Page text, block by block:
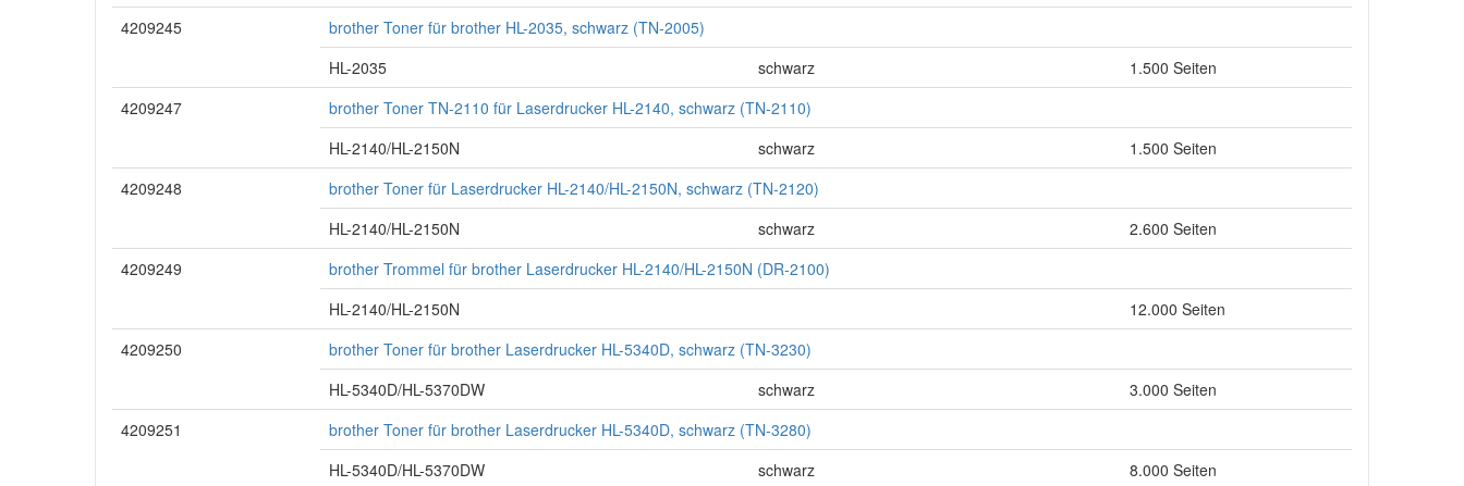
4209245
brother Toner für brother HL-2035, schwarz (TN-2005)
HL-2035
schwarz
1.500 Seiten
4209247
brother Toner TN-2110 für Laserdrucker HL-2140, schwarz (TN-2110)
HL-2140/HL-2150N
schwarz
1.500 Seiten
4209248
brother Toner für Laserdrucker HL-2140/HL-2150N, schwarz (TN-2120)
HL-2140/HL-2150N
schwarz
2.600 Seiten
4209249
brother Trommel für brother Laserdrucker HL-2140/HL-2150N (DR-2100)
HL-2140/HL-2150N
12.000 Seiten
4209250
brother Toner für brother Laserdrucker HL-5340D, schwarz (TN-3230)
HL-5340D/HL-5370DW
schwarz
3.000 Seiten
4209251
brother Toner für brother Laserdrucker HL-5340D, schwarz (TN-3280)
HL-5340D/HL-5370DW
schwarz 8.000 Seiten